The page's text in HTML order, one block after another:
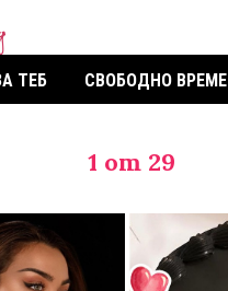
ТЕБ СВОБОДНО ВРЕМЕ
1 от 29